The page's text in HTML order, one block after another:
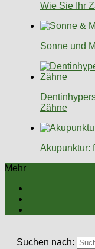
Wie Sie Ihr
Sonne und
Zähne
Akupunktur:
Mehr
Suchen nach: